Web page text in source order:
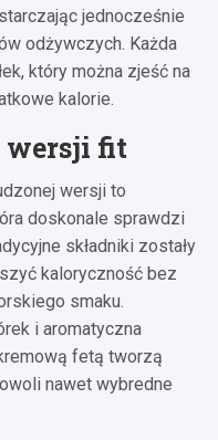
jednocześnie
odżywczych. Każda
który można zjeść na
kalorie.
wersji fit
wersji to
doskonale sprawdzi
składniki zostały
kaloryczność bez
smaku.
i aromatyczna
fetą tworzą
nawet wybredne